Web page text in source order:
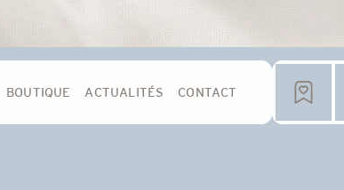
BOUTIQUE ACTUALITÉS CONTACT